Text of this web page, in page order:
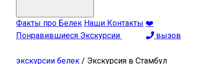
Факты про Белек Наши Контакты ❤️
Понравившиеся Экскурсии
вызов
экскурсии белек / Экскурсия в Стамбул